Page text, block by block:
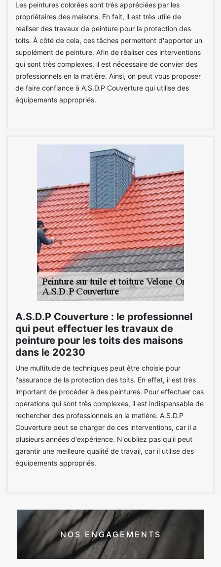
Les peintures colorées sont très appréciées par les
propriétaires des maisons. En fait, il est très utile de
réaliser des travaux de peinture pour la protection des
toits. À côté de cela, ces tâches permettent d'apporter un
supplément de peinture. Afin de réaliser ces interventions
qui sont très complexes, il est nécessaire de convier des
professionnels en la matière. Ainsi, on peut vous proposer
de faire confiance à A.S.D.P Couverture qui utilise des
équipements appropriés.
A.S.D.P Couverture : le professionnel
qui peut effectuer les travaux de
peinture pour les toits des maisons
dans le 20230
Une multitude de techniques peut être choisie pour
l'assurance de la protection des toits. En effet, il est très
important de procéder à des peintures. Pour effectuer ces
opérations qui sont très complexes, il est indispensable de
rechercher des professionnels en la matière. A.S.D.P
Couverture peut se charger de ces interventions, car il a
plusieurs années d'expérience. N'oubliez pas qu'il peut
garantir une meilleure qualité de travail, car il utilise des
équipements appropriés.
NOS ENGAGEMENTS